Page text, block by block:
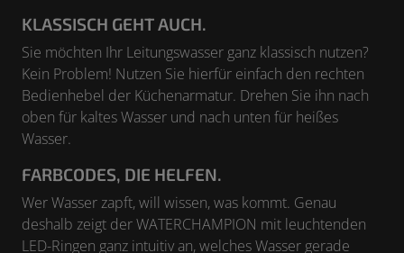
KLASSISCH GEHT AUCH.
Sie möchten Ihr Leitungswasser ganz klassisch nutzen?
Kein Problem! Nutzen Sie hierfür einfach den rechten
Bedienhebel der Küchenarmatur. Drehen Sie ihn nach
oben für kaltes Wasser und nach unten für heißes
Wasser.
FARBCODES, DIE HELFEN.
Wer Wasser zapft, will wissen, was kommt. Genau
deshalb zeigt der WATERCHAMPION mit leuchtenden
LED-Ringen ganz intuitiv an, welches Wasser gerade